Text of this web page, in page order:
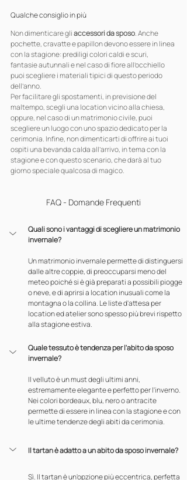
Qualche consiglio in più
Non dimenticare gli accessori da sposo. Anche
pochette, cravatte e papillon devono essere in linea
con la stagione: prediligi colori caldi e scuri,
fantasie autunnali e nel caso di fiore all’occhiello
puoi scegliere i materiali tipici di questo periodo
dell’anno.
Per facilitare gli spostamenti, in previsione del
maltempo, scegli una location vicino alla chiesa,
oppure, nel caso di un matrimonio civile, puoi
scegliere un luogo con uno spazio dedicato per la
cerimonia. Infine, non dimenticarti di offrire ai tuoi
ospiti una bevanda calda all’arrivo, in tema con la
stagione e con questo scenario, che darà al tuo
giorno speciale qualcosa di magico.
FAQ - Domande Frequenti
Quali sono i vantaggi di scegliere un matrimonio
invernale?
Un matrimonio invernale permette di distinguersi
dalle altre coppie, di preoccuparsi meno del
meteo poiché si è già preparati a possibili piogge
o neve, e di aprirsi a location inusuali come la
montagna o la collina. Le liste d'attesa per
location ed atelier sono spesso più brevi rispetto
alla stagione estiva.
Quale tessuto è tendenza per l'abito da sposo
invernale?
Il velluto è un must degli ultimi anni,
estremamente elegante e perfetto per l'inverno.
Nei colori bordeaux, blu, nero o antracite
permette di essere in linea con la stagione e con
le ultime tendenze degli abiti da cerimonia.
Il tartan è adatto a un abito da sposo invernale?
Sì. Il tartan è un'opzione più eccentrica, perfetta